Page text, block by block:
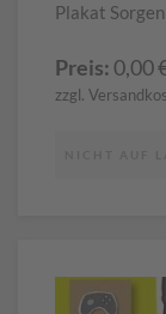
Plakat
Preis: 0,00
zzgl.